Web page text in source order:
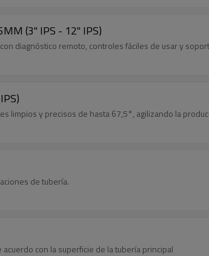
(3" IPS - 12" IPS)
diagnóstico remoto, controles fáciles de usar y
IPS - 18" IPS)
limpios y precisos de hasta 67,5°, agilizando la
de tubería.
con la superficie de la tubería principal